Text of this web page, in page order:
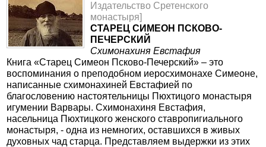
Издательство Сретенского
монастыря]
СТАРЕЦ СИМЕОН ПСКОВО-
ПЕЧЕРСКИЙ
Схимонахиня Евстафия
Книга «Старец Симеон Псково-Печерский» – это
воспоминания о преподобном иеросхимонахе Симеоне,
написанные схимонахиней Евстафией по
благословению настоятельницы Пюхтицого монастыря
игумении Варвары. Схимонахиня Евстафия,
насельница Пюхтицкого женского ставропигиального
монастыря, - одна из немногих, оставшихся в живых
духовных чад старца. Представляем выдержки из этих